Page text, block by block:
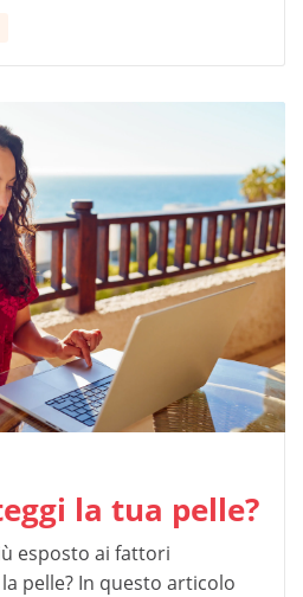
la tua pelle?
esposto ai fattori
pelle? In questo articolo